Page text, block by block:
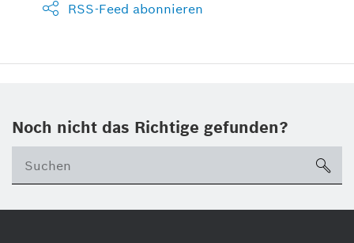
RSS-Feed abonnieren
Noch nicht das Richtige gefunden?